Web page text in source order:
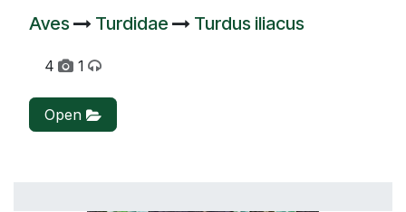
Aves Turdidae Turdus iliacus
4 1
Open